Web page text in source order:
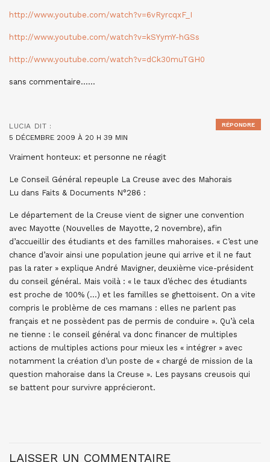
http://www.youtube.com/watch?v=6vRyrcqxF_I
http://www.youtube.com/watch?v=kSYymY-hGSs
http://www.youtube.com/watch?v=dCk30muTGH0
sans commentaire……
LUCIA DIT :
5 DÉCEMBRE 2009 À 20 H 39 MIN
Vraiment honteux: et personne ne réagit
Le Conseil Général repeuple La Creuse avec des Mahorais
Lu dans Faits & Documents N°286 :
Le département de la Creuse vient de signer une convention
avec Mayotte (Nouvelles de Mayotte, 2 novembre), afin
d’accueillir des étudiants et des familles mahoraises. « C’est une
chance d’avoir ainsi une population jeune qui arrive et il ne faut
pas la rater » explique André Mavigner, deuxième vice-président
du conseil général. Mais voilà : « le taux d’échec des étudiants
est proche de 100% (…) et les familles se ghettoïsent. On a vite
compris le problème de ces mamans : elles ne parlent pas
français et ne possèdent pas de permis de conduire ». Qu’à cela
ne tienne : le conseil général va donc financer de multiples
actions de multiples actions pour mieux les « intégrer » avec
notamment la création d’un poste de « chargé de mission de la
question mahoraise dans la Creuse ». Les paysans creusois qui
se battent pour survivre apprécieront.
RÉPONDRE
LAISSER UN COMMENTAIRE